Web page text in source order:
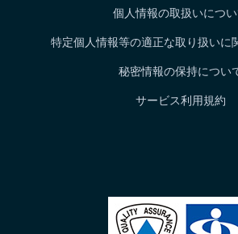
個人情報の取扱いにつ
特定個人情報等の適正な取り扱いに
秘密情報の保持につい
サービス利用規約